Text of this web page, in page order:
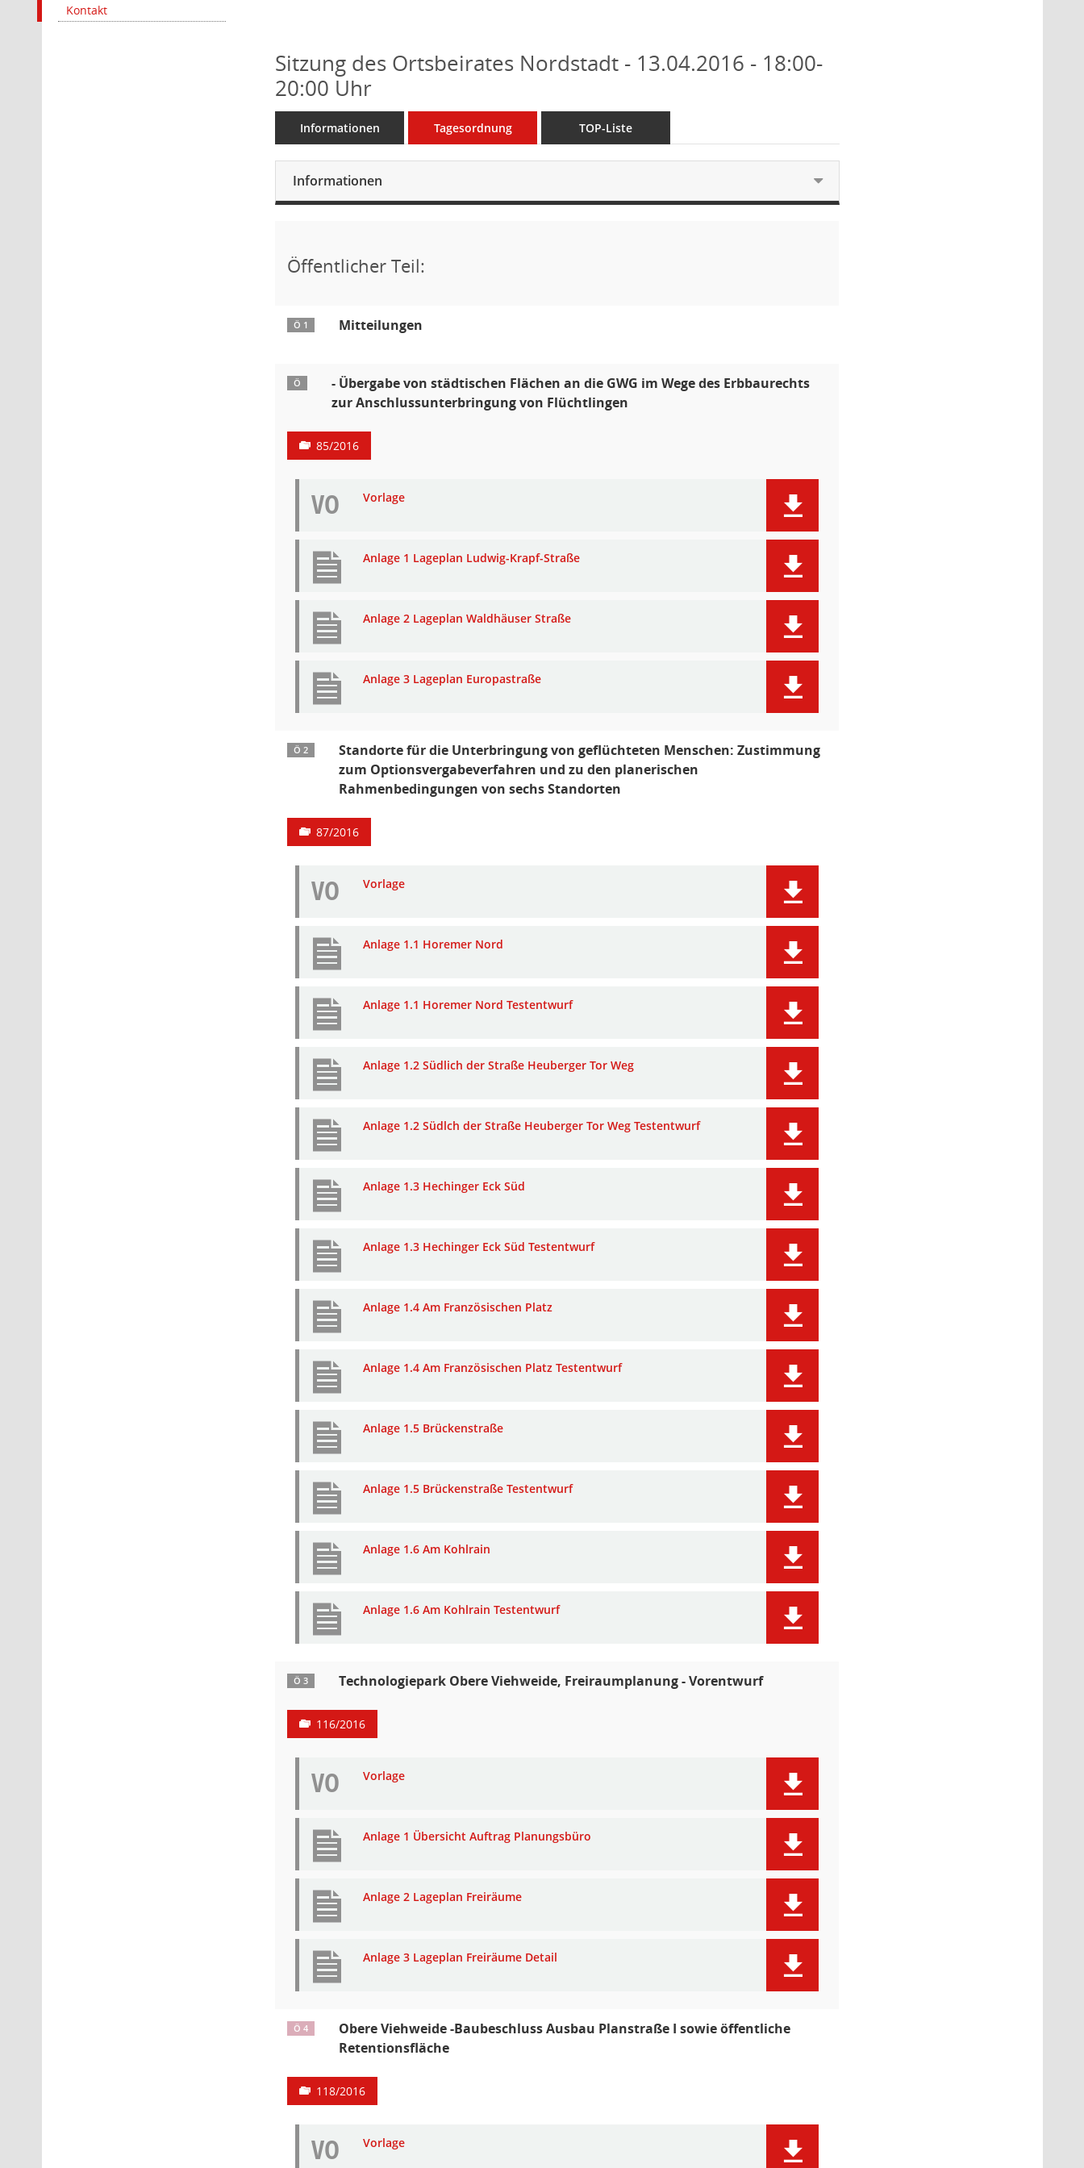
Kontakt
Sitzung des Ortsbeirates Nordstadt - 13.04.2016 - 18:00-
20:00 Uhr
Informationen Tagesordnung TOP-Liste
Informationen
Öffentlicher Teil:
Ö 1 Mitteilungen
Ö
- Übergabe von städtischen Flächen an die GWG im Wege des Erbbaurechts
zur Anschlussunterbringung von Flüchtlingen
85/2016
VO Vorlage
Anlage 1 Lageplan Ludwig-Krapf-Straße
Anlage 2 Lageplan Waldhäuser Straße
Anlage 3 Lageplan Europastraße
Ö 2
Standorte für die Unterbringung von geflüchteten Menschen: Zustimmung
zum Optionsvergabeverfahren und zu den planerischen
Rahmenbedingungen von sechs Standorten
87/2016
VO Vorlage
Anlage 1.1 Horemer Nord
Anlage 1.1 Horemer Nord Testentwurf
Anlage 1.2 Südlich der Straße Heuberger Tor Weg
Anlage 1.2 Südlch der Straße Heuberger Tor Weg Testentwurf
Anlage 1.3 Hechinger Eck Süd
Anlage 1.3 Hechinger Eck Süd Testentwurf
Anlage 1.4 Am Französischen Platz
Anlage 1.4 Am Französischen Platz Testentwurf
Anlage 1.5 Brückenstraße
Anlage 1.5 Brückenstraße Testentwurf
Anlage 1.6 Am Kohlrain
Anlage 1.6 Am Kohlrain Testentwurf
Ö 3 Technologiepark Obere Viehweide, Freiraumplanung - Vorentwurf
116/2016
VO Vorlage
Anlage 1 Übersicht Auftrag Planungsbüro
Anlage 2 Lageplan Freiräume
Anlage 3 Lageplan Freiräume Detail
Ö 4
Obere Viehweide -Baubeschluss Ausbau Planstraße I sowie öffentliche
Retentionsfläche
118/2016
VO Vorlage